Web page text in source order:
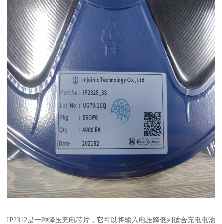
IP2312是一种降压充电芯片，它可以将输入电压降低到适合充电电池